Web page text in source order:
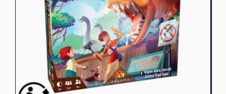
Naruto Mythos
Autres
Tapis de jeu